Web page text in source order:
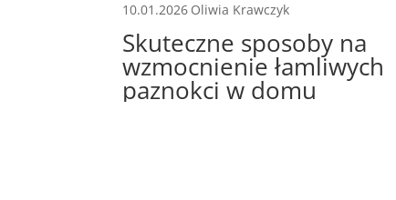
10.01.2026 Oliwia Krawczyk
Skuteczne sposoby na
wzmocnienie łamliwych
paznokci w domu